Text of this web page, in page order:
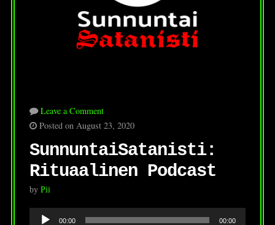
Leave a Comment
Posted on August 23, 2020
SunnuntaiSatanisti:
Rituaalinen Podcast
by Pii
Audio
00:00 00:00